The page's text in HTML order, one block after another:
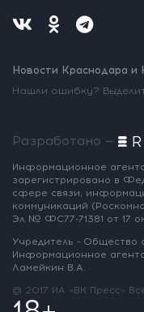
Новости Краснодара и
Нашли ошибку?
Разработано —
Информационное
зарегистрировано в
сфере связи,
коммуникаций
Эл № ФС77-71381 от 17
Учредитель - Общество
Информационное
Ламейкин В.А.
@ 2017 ИА «ВК Пресс»